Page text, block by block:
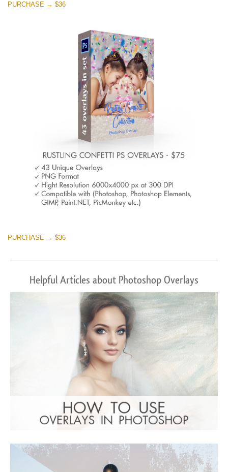
PURCHASE → $36
PURCHASE → $36
Helpful Articles about Photoshop Overlays